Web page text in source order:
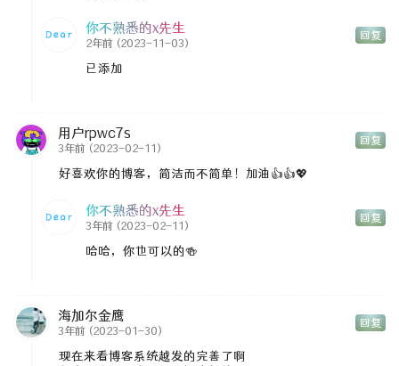
你不熟悉的x先生
2年前 (2023-11-03)
回复
已添加
用户rpwc7s
3年前 (2023-02-11)
回复
好喜欢你的博客，简洁而不简单！加油👍👍💖
你不熟悉的x先生
3年前 (2023-02-11)
回复
哈哈，你也可以的🍻
海加尔金鹰
3年前 (2023-01-30)
回复
现在来看博客系统越发的完善了啊